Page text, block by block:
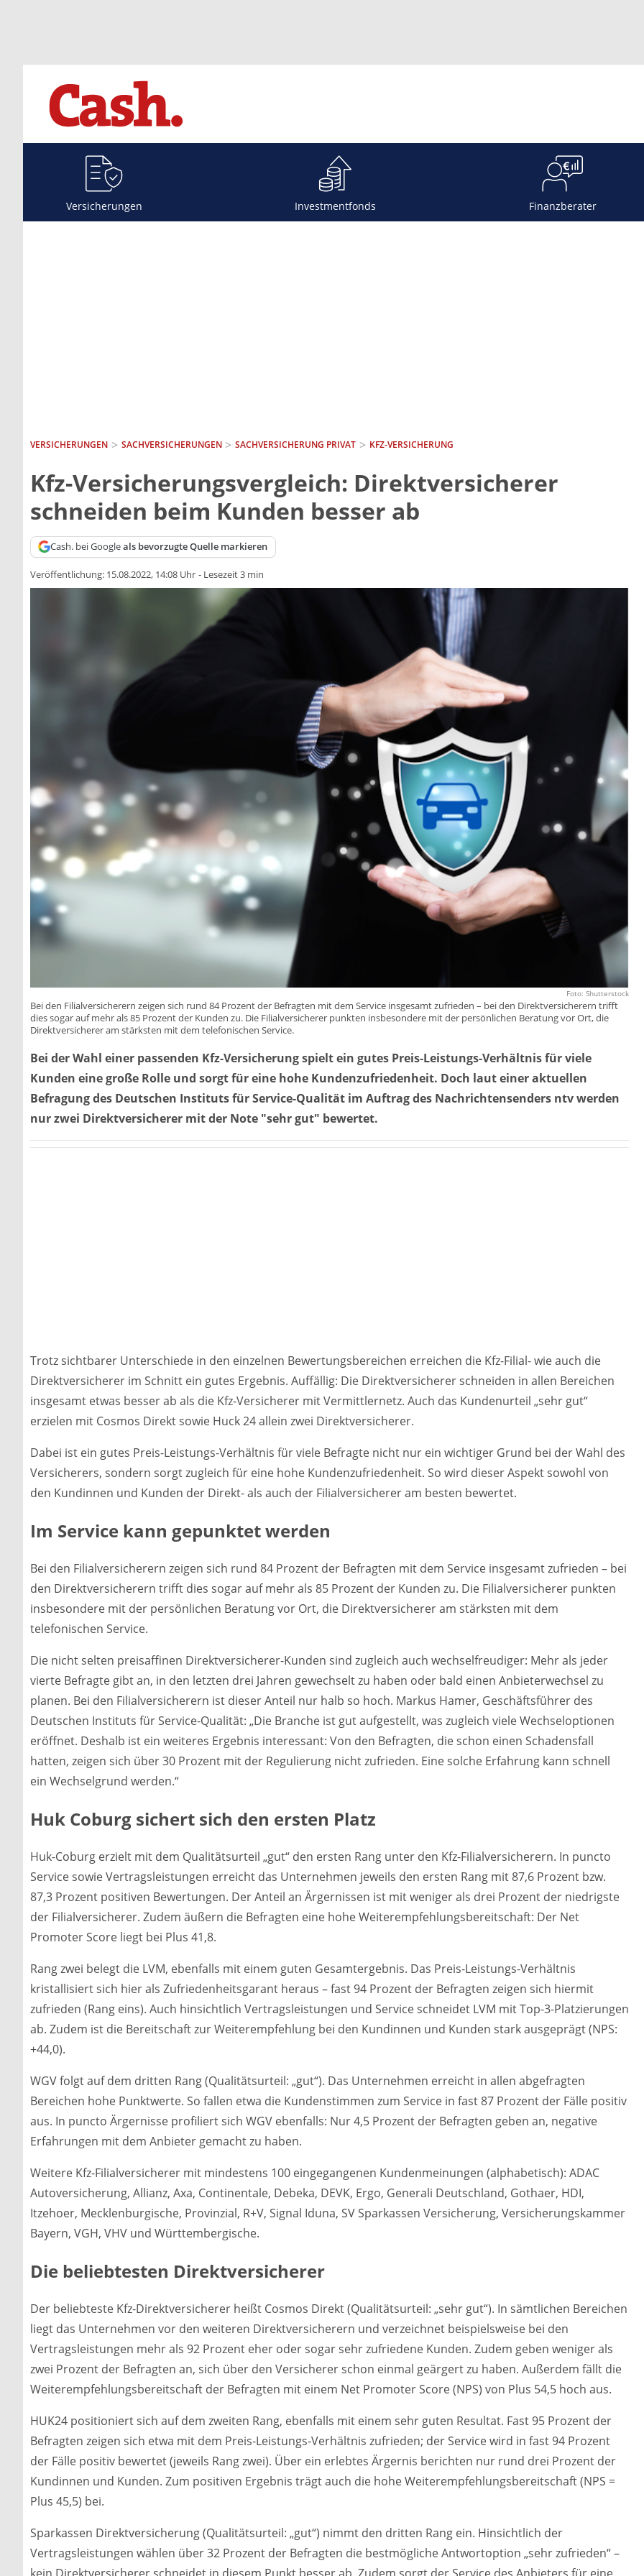
Versicherungen Investmentfonds Finanzberater
VERSICHERUNGEN SACH­VERSICHERUNGEN SACHVERSICHERUNG PRIVAT KFZ-VERSICHERUNG
Kfz-Versicherungsvergleich: Direktversicherer
schneiden beim Kunden besser ab
Cash. bei Googleals bevorzugte Quelle markieren
Veröffentlichung: 15.08.2022, 14:08 Uhr - Lesezeit 3 min
Foto: Shutterstock
Bei den Filialversicherern zeigen sich rund 84 Prozent der Befragten mit dem Service insgesamt zufrieden – bei den Direktversicherern trifft
dies sogar auf mehr als 85 Prozent der Kunden zu. Die Filialversicherer punkten insbesondere mit der persönlichen Beratung vor Ort, die
Direktversicherer am stärksten mit dem telefonischen Service.
Bei der Wahl einer passenden Kfz-Versicherung spielt ein gutes Preis-Leistungs-Verhältnis für viele
Kunden eine große Rolle und sorgt für eine hohe Kundenzufriedenheit. Doch laut einer aktuellen
Befragung des Deutschen Instituts für Service-Qualität im Auftrag des Nachrichtensenders ntv werden
nur zwei Direktversicherer mit der Note "sehr gut" bewertet.
Trotz sichtbarer Unterschiede in den einzelnen Bewertungsbereichen erreichen die Kfz-Filial- wie auch die
Direktversicherer im Schnitt ein gutes Ergebnis. Auffällig: Die Direktversicherer schneiden in allen Bereichen
insgesamt etwas besser ab als die Kfz-Versicherer mit Vermittlernetz. Auch das Kundenurteil „sehr gut“
erzielen mit Cosmos Direkt sowie Huck 24 allein zwei Direktversicherer.
Dabei ist ein gutes Preis-Leistungs-Verhältnis für viele Befragte nicht nur ein wichtiger Grund bei der Wahl des
Versicherers, sondern sorgt zugleich für eine hohe Kundenzufriedenheit. So wird dieser Aspekt sowohl von
den Kundinnen und Kunden der Direkt- als auch der Filialversicherer am besten bewertet.
Im Service kann gepunktet werden
Bei den Filialversicherern zeigen sich rund 84 Prozent der Befragten mit dem Service insgesamt zufrieden – bei
den Direktversicherern trifft dies sogar auf mehr als 85 Prozent der Kunden zu. Die Filialversicherer punkten
insbesondere mit der persönlichen Beratung vor Ort, die Direktversicherer am stärksten mit dem
telefonischen Service.
Die nicht selten preisaffinen Direktversicherer-Kunden sind zugleich auch wechselfreudiger: Mehr als jeder
vierte Befragte gibt an, in den letzten drei Jahren gewechselt zu haben oder bald einen Anbieterwechsel zu
planen. Bei den Filialversicherern ist dieser Anteil nur halb so hoch. Markus Hamer, Geschäftsführer des
Deutschen Instituts für Service-Qualität: „Die Branche ist gut aufgestellt, was zugleich viele Wechseloptionen
eröffnet. Deshalb ist ein weiteres Ergebnis interessant: Von den Befragten, die schon einen Schadensfall
hatten, zeigen sich über 30 Prozent mit der Regulierung nicht zufrieden. Eine solche Erfahrung kann schnell
ein Wechselgrund werden.“
Huk Coburg sichert sich den ersten Platz
Huk-Coburg erzielt mit dem Qualitätsurteil „gut“ den ersten Rang unter den Kfz-Filialversicherern. In puncto
Service sowie Vertragsleistungen erreicht das Unternehmen jeweils den ersten Rang mit 87,6 Prozent bzw.
87,3 Prozent positiven Bewertungen. Der Anteil an Ärgernissen ist mit weniger als drei Prozent der niedrigste
der Filialversicherer. Zudem äußern die Befragten eine hohe Weiterempfehlungsbereitschaft: Der Net
Promoter Score liegt bei Plus 41,8.
Rang zwei belegt die LVM, ebenfalls mit einem guten Gesamtergebnis. Das Preis-Leistungs-Verhältnis
kristallisiert sich hier als Zufriedenheitsgarant heraus – fast 94 Prozent der Befragten zeigen sich hiermit
zufrieden (Rang eins). Auch hinsichtlich Vertragsleistungen und Service schneidet LVM mit Top-3-Platzierungen
ab. Zudem ist die Bereitschaft zur Weiterempfehlung bei den Kundinnen und Kunden stark ausgeprägt (NPS:
+44,0).
WGV folgt auf dem dritten Rang (Qualitätsurteil: „gut“). Das Unternehmen erreicht in allen abgefragten
Bereichen hohe Punktwerte. So fallen etwa die Kundenstimmen zum Service in fast 87 Prozent der Fälle positiv
aus. In puncto Ärgernisse profiliert sich WGV ebenfalls: Nur 4,5 Prozent der Befragten geben an, negative
Erfahrungen mit dem Anbieter gemacht zu haben.
Weitere Kfz-Filialversicherer mit mindestens 100 eingegangenen Kundenmeinungen (alphabetisch): ADAC
Autoversicherung, Allianz, Axa, Continentale, Debeka, DEVK, Ergo, Generali Deutschland, Gothaer, HDI,
Itzehoer, Mecklenburgische, Provinzial, R+V, Signal Iduna, SV Sparkassen Versicherung, Versicherungskammer
Bayern, VGH, VHV und Württembergische.
Die beliebtesten Direktversicherer
Der beliebteste Kfz-Direktversicherer heißt Cosmos Direkt (Qualitätsurteil: „sehr gut“). In sämtlichen Bereichen
liegt das Unternehmen vor den weiteren Direktversicherern und verzeichnet beispielsweise bei den
Vertragsleistungen mehr als 92 Prozent eher oder sogar sehr zufriedene Kunden. Zudem geben weniger als
zwei Prozent der Befragten an, sich über den Versicherer schon einmal geärgert zu haben. Außerdem fällt die
Weiterempfehlungsbereitschaft der Befragten mit einem Net Promoter Score (NPS) von Plus 54,5 hoch aus.
HUK24 positioniert sich auf dem zweiten Rang, ebenfalls mit einem sehr guten Resultat. Fast 95 Prozent der
Befragten zeigen sich etwa mit dem Preis-Leistungs-Verhältnis zufrieden; der Service wird in fast 94 Prozent
der Fälle positiv bewertet (jeweils Rang zwei). Über ein erlebtes Ärgernis berichten nur rund drei Prozent der
Kundinnen und Kunden. Zum positiven Ergebnis trägt auch die hohe Weiterempfehlungsbereitschaft (NPS =
Plus 45,5) bei.
Sparkassen Direktversicherung (Qualitätsurteil: „gut“) nimmt den dritten Rang ein. Hinsichtlich der
Vertragsleistungen wählen über 32 Prozent der Befragten die bestmögliche Antwortoption „sehr zufrieden“ –